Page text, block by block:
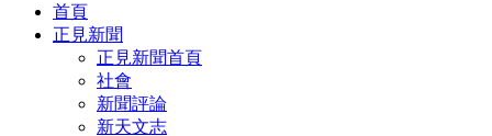
首頁
正見新聞
正見新聞首頁
社會
新聞評論
新天文志